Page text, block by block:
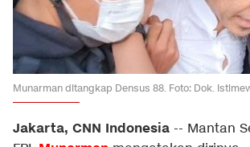
Munarman ditangkap Densus 88. Foto: Dok.
Jakarta, CNN Indonesia -- Mantan